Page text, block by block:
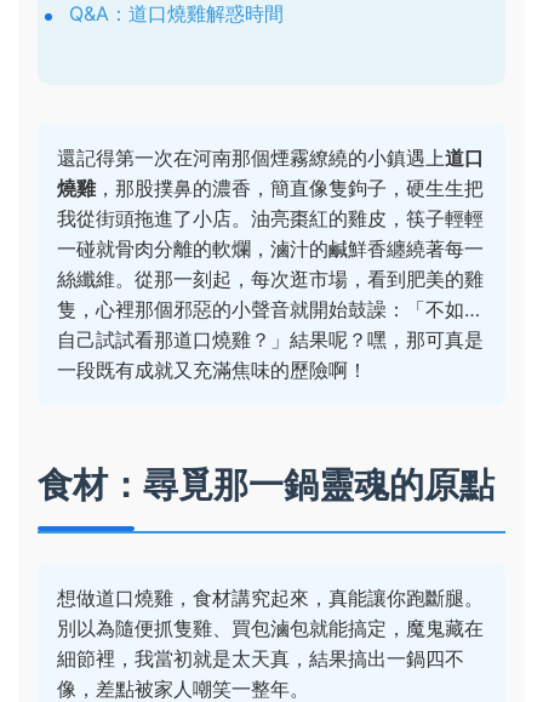
Q&A：道口燒雞解惑時間
還記得第一次在河南那個煙霧繚繞的小鎮遇上道口
燒雞，那股撲鼻的濃香，簡直像隻鉤子，硬生生把
我從街頭拖進了小店。油亮棗紅的雞皮，筷子輕輕
一碰就骨肉分離的軟爛，滷汁的鹹鮮香纏繞著每一
絲纖維。從那一刻起，每次逛市場，看到肥美的雞
隻，心裡那個邪惡的小聲音就開始鼓譟：「不如…
自己試試看那道口燒雞？」結果呢？嘿，那可真是
一段既有成就又充滿焦味的歷險啊！
食材：尋覓那一鍋靈魂的原點
想做道口燒雞，食材講究起來，真能讓你跑斷腿。
別以為隨便抓隻雞、買包滷包就能搞定，魔鬼藏在
細節裡，我當初就是太天真，結果搞出一鍋四不
像，差點被家人嘲笑一整年。